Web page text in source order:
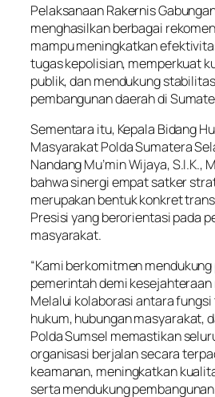
Pelaksanaan Rakernis
menghasilkan berbagai
mampu meningkatkan
tugas kepolisian, memperkuat
publik, dan mendukung
pembangunan daerah di
Sementara itu, Kepala Bidang
Masyarakat Polda Sumatera
Nandang Mu’min Wijaya, S.I.K.,
bahwa sinergi empat satker
merupakan bentuk konkret
Presisi yang berorientasi pada
masyarakat.
“Kami berkomitmen
pemerintah demi
Melalui kolaborasi antara
hukum, hubungan masyarakat,
Polda Sumsel memastikan
organisasi berjalan secara
keamanan, meningkatkan
serta mendukung